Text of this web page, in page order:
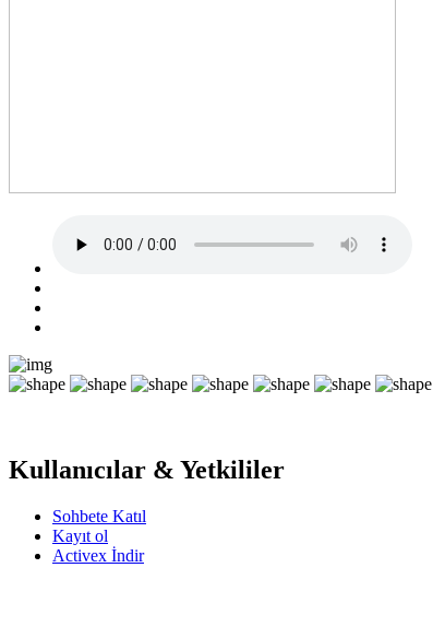
Kullanıcılar & Yetkililer
Sohbete Katıl
Kayıt ol
Activex İndir